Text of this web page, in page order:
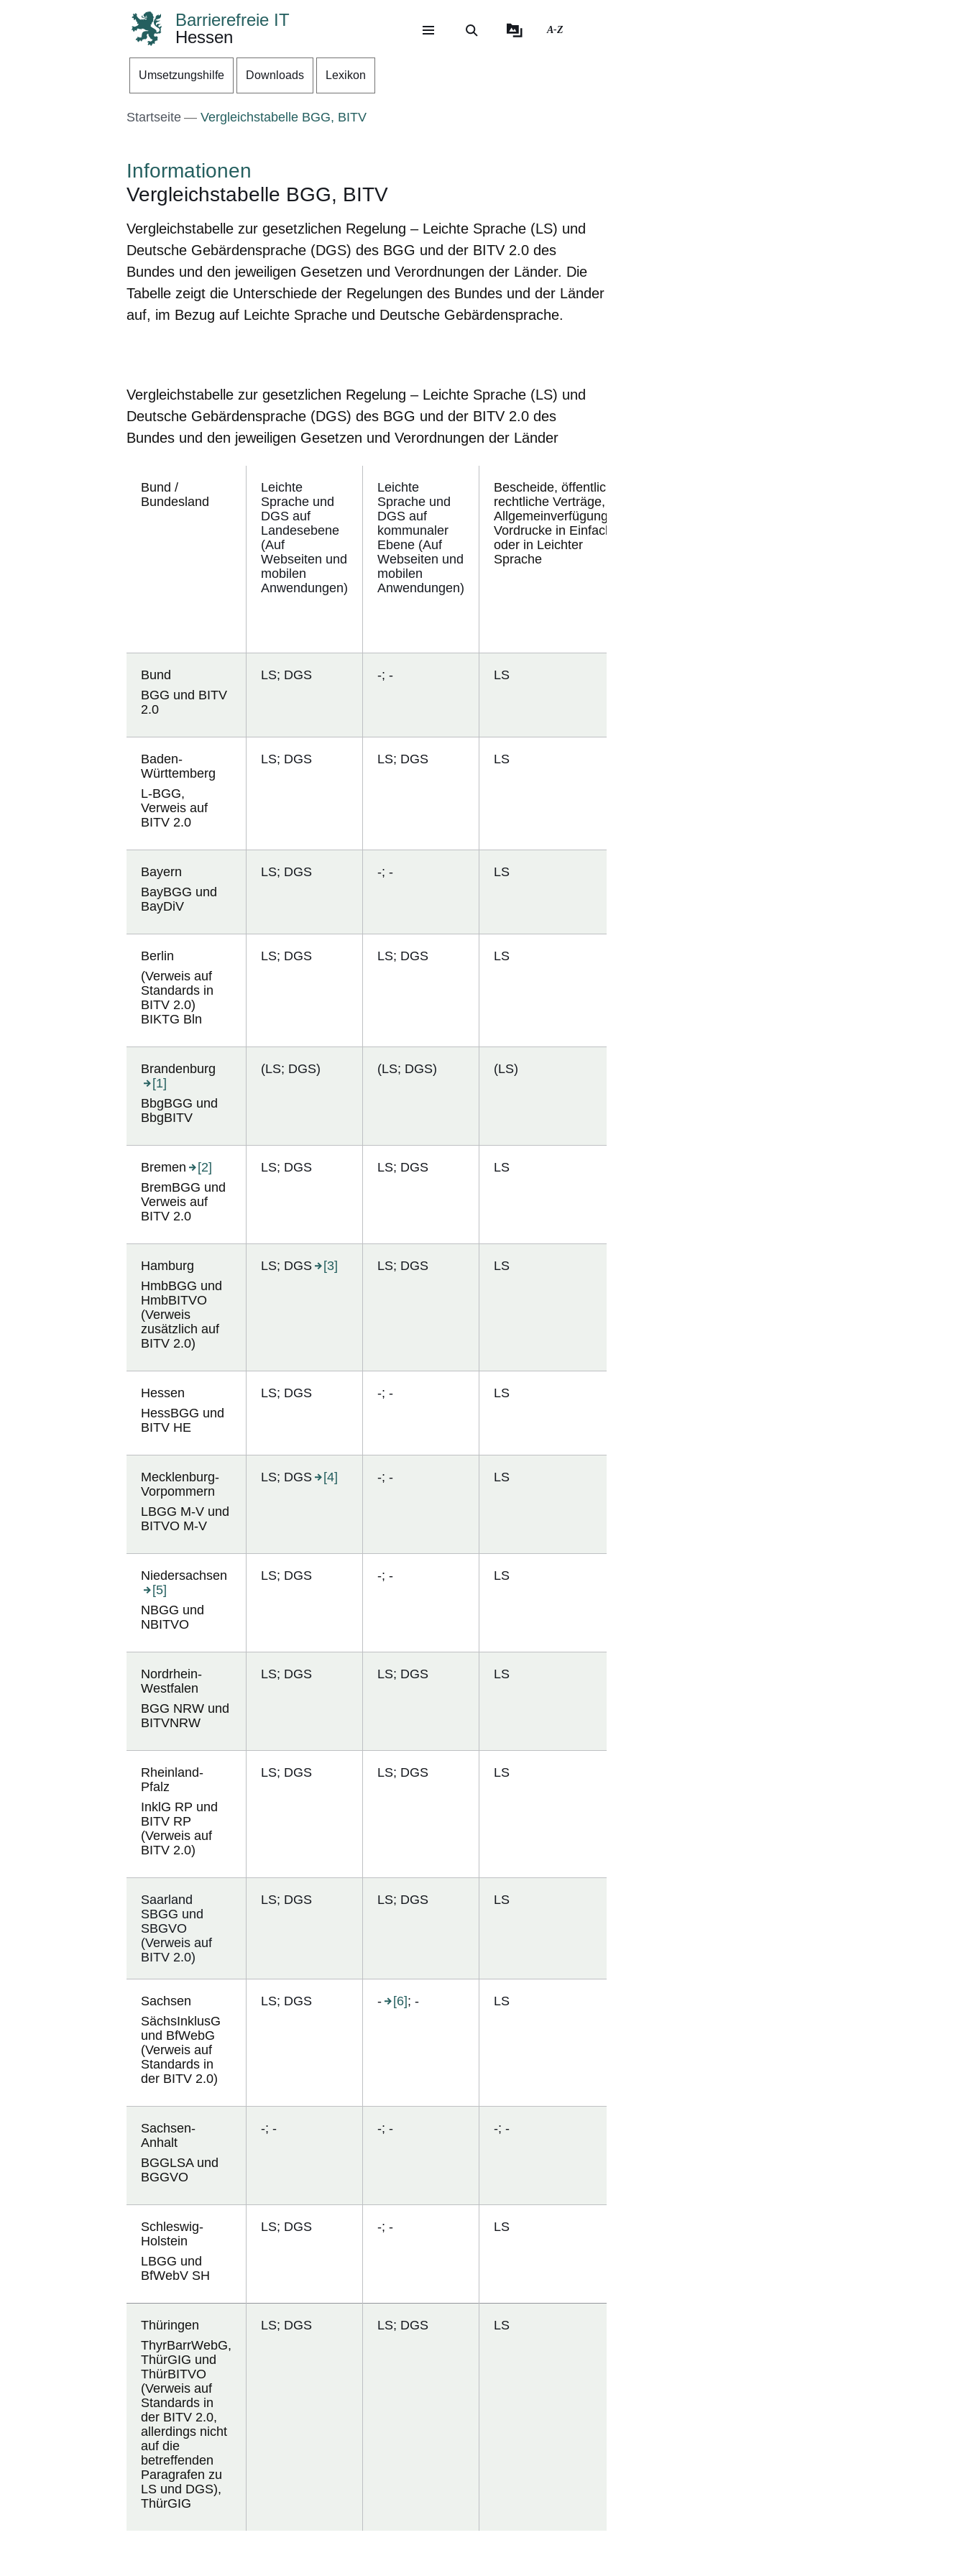
Direkt zum Kopf der Seite
Direkt zum Inhalt
Direkt zum Fuß der Seite
Barrierefreie IT
Hessen
A-Z
Umsetzungshilfe Downloads Lexikon
Startseite Vergleichstabelle BGG, BITV
Informationen
Vergleichstabelle BGG, BITV
Vergleichstabelle zur gesetzlichen Regelung – Leichte Sprache (LS) und
Deutsche Gebärdensprache (DGS) des BGG und der BITV 2.0 des
Bundes und den jeweiligen Gesetzen und Verordnungen der Länder. Die
Tabelle zeigt die Unterschiede der Regelungen des Bundes und der Länder
auf, im Bezug auf Leichte Sprache und Deutsche Gebärdensprache.
Vergleichstabelle zur gesetzlichen Regelung – Leichte Sprache (LS) und
Deutsche Gebärdensprache (DGS) des BGG und der BITV 2.0 des
Bundes und den jeweiligen Gesetzen und Verordnungen der Länder
Bund /
Bundesland
Leichte
Sprache und
DGS auf
Landesebene
(Auf
Webseiten und
mobilen
Anwendungen)
Leichte
Sprache und
DGS auf
kommunaler
Ebene (Auf
Webseiten und
mobilen
Anwendungen)
Bescheide, öffentlich-
rechtliche Verträge,
Allgemeinverfügungen,
Vordrucke in Einfacher
oder in Leichter
Sprache
Bund
BGG und BITV
2.0
LS; DGS -; - LS
Baden-
Württemberg
L-BGG,
Verweis auf
BITV 2.0
LS; DGS LS; DGS LS
Bayern
BayBGG und
BayDiV
LS; DGS -; - LS
Berlin
(Verweis auf
Standards in
BITV 2.0)
BIKTG Bln
LS; DGS LS; DGS LS
Brandenburg
[1]
BbgBGG und
BbgBITV
(LS; DGS) (LS; DGS) (LS)
Bremen
[2]
BremBGG und
Verweis auf
BITV 2.0
LS; DGS LS; DGS LS
Hamburg
HmbBGG und
HmbBITVO
(Verweis
zusätzlich auf
BITV 2.0)
LS; DGS [3] LS; DGS LS
Hessen
HessBGG und
BITV HE
LS; DGS -; - LS
Mecklenburg-
Vorpommern
LBGG M-V und
BITVO M-V
LS; DGS [4] -; - LS
Niedersachsen
[5]
NBGG und
NBITVO
LS; DGS -; - LS
Nordrhein-
Westfalen
BGG NRW und
BITVNRW
LS; DGS LS; DGS LS
Rheinland-
Pfalz
InklG RP und
BITV RP
(Verweis auf
BITV 2.0)
LS; DGS LS; DGS LS
Saarland
SBGG und
SBGVO
(Verweis auf
BITV 2.0)
LS; DGS LS; DGS LS
Sachsen
SächsInklusG
und BfWebG
(Verweis auf
Standards in
der BITV 2.0)
LS; DGS - [6]; - LS
Sachsen-
Anhalt
BGGLSA und
BGGVO
-; - -; - -; -
Schleswig-
Holstein
LBGG und
BfWebV SH
LS; DGS -; - LS
Thüringen
ThyrBarrWebG,
ThürGIG und
ThürBITVO
(Verweis auf
Standards in
der BITV 2.0,
allerdings nicht
auf die
betreffenden
Paragrafen zu
LS und DGS),
ThürGIG
LS; DGS LS; DGS LS